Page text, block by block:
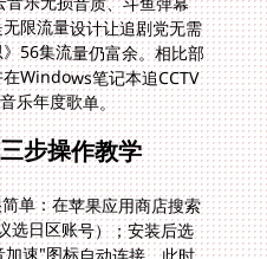
乐年度歌单。
步操作教学
单：在苹果应用商店搜索
选日区账号）；安装后选
"影音加速"图标自动连接。此时
般的惊喜——原本灰掉的《梦华